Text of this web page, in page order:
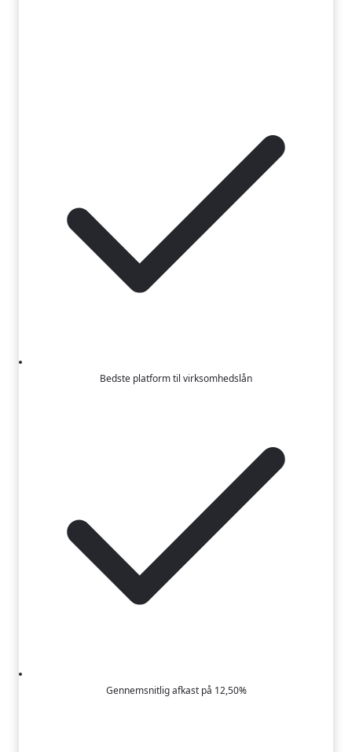
Bedste platform til virksomhedslån
Gennemsnitlig afkast på 12,50%